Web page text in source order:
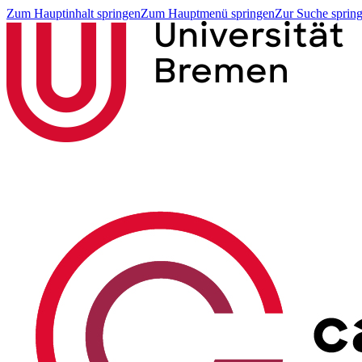
Zum Hauptinhalt springenZum Hauptmenü springenZur Suche